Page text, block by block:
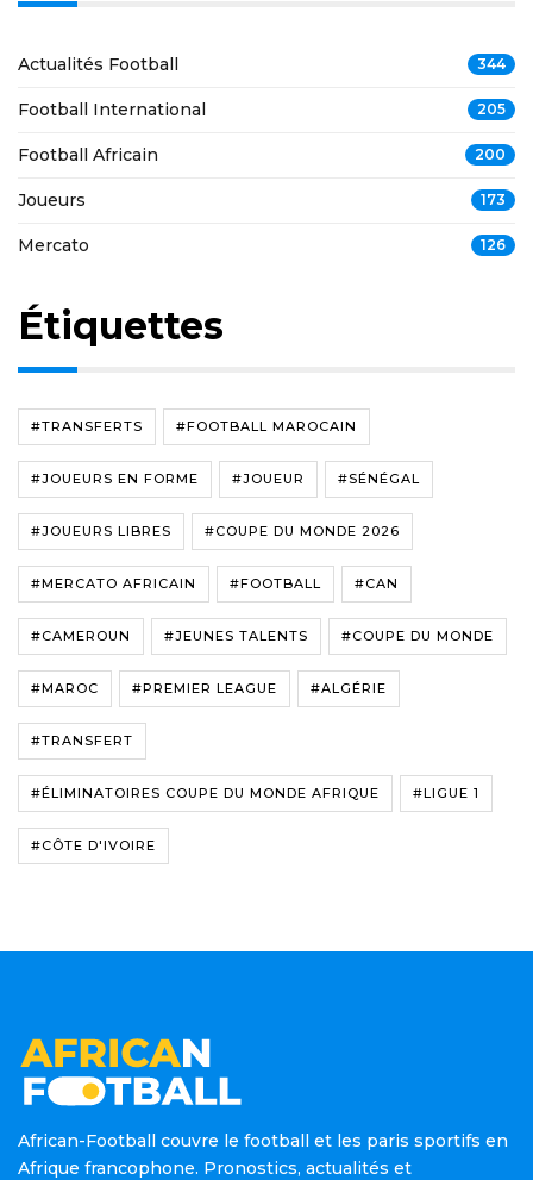
Actualités Football 344
Football International 205
Football Africain 200
Joueurs 173
Mercato 126
Étiquettes
#TRANSFERTS #FOOTBALL MAROCAIN
#JOUEURS EN FORME #JOUEUR #SÉNÉGAL
#JOUEURS LIBRES #COUPE DU MONDE 2026
#MERCATO AFRICAIN #FOOTBALL #CAN
#CAMEROUN #JEUNES TALENTS #COUPE DU MONDE
#MAROC #PREMIER LEAGUE #ALGÉRIE
#TRANSFERT
#ÉLIMINATOIRES COUPE DU MONDE AFRIQUE #LIGUE 1
#CÔTE D'IVOIRE
African-Football couvre le football et les paris sportifs en
Afrique francophone. Pronostics, actualités et